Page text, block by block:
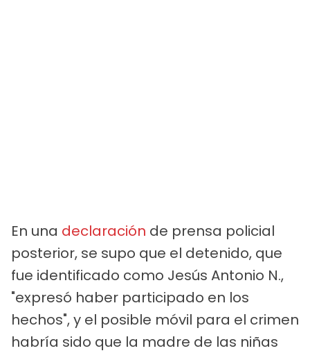
En una declaración de prensa policial
posterior, se supo que el detenido, que
fue identificado como Jesús Antonio N.,
"expresó haber participado en los
hechos", y el posible móvil para el crimen
habría sido que la madre de las niñas